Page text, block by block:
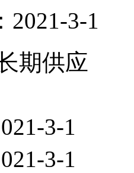
2021-3-1
期供应
3-1
3-1